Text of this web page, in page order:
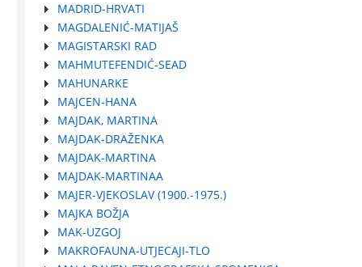
MADRID-HRVATI
MAGDALENIĆ-MATIJAŠ
MAGISTARSKI RAD
MAHMUTEFENDIĆ-SEAD
MAHUNARKE
MAJCEN-HANA
MAJDAK, MARTINA
MAJDAK-DRAŽENKA
MAJDAK-MARTINA
MAJDAK-MARTINAA
MAJER-VJEKOSLAV (1900.-1975.)
MAJKA BOŽJA
MAK-UZGOJ
MAKROFAUNA-UTJECAJI-TLO